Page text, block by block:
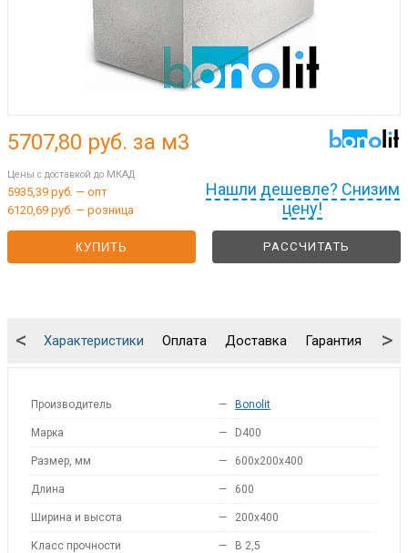
Нашли дешевле? Снизим
цену!
5707,80 руб. за м3
Цены с доставкой до МКАД
5935,39 руб. — опт
6120,69 руб. — розница
КУПИТЬ РАССЧИТАТЬ
Характеристики Оплата Доставка Гарантия
< >
Производитель — Bonolit
Марка — D400
Размер, мм — 600x200x400
Длина — 600
Ширина и высота — 200x400
Класс прочности — B 2,5